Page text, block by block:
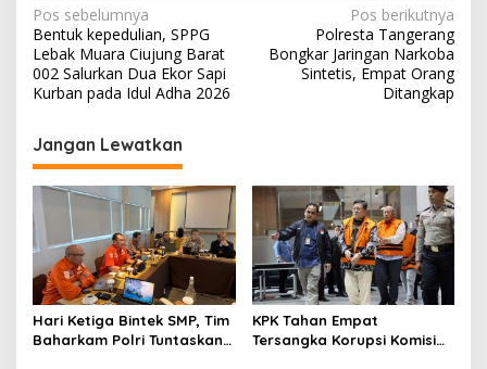
N
a
v
i
g
a
s
i
p
o
s
Pos sebelumnya
Bentuk kepedulian, SPPG
Lebak Muara Ciujung Barat
002 Salurkan Dua Ekor Sapi
Kurban pada Idul Adha 2026
Pos berikutnya
Polresta Tangerang
Bongkar Jaringan Narkoba
Sintetis, Empat Orang
Ditangkap
Jangan Lewatkan
Hari Ketiga Bintek SMP, Tim
Baharkam Polri Tuntaskan
KPK Tahan Empat
Tersangka Korupsi Komisi